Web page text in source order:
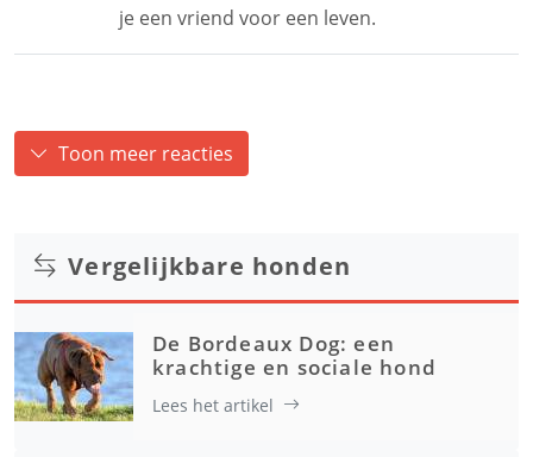
je een vriend voor een leven.
Toon meer reacties
Vergelijkbare honden
De Bordeaux Dog: een
krachtige en sociale hond
Lees het artikel